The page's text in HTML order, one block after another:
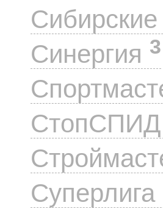
Синергия 3
СтопСПИД
Суперлига